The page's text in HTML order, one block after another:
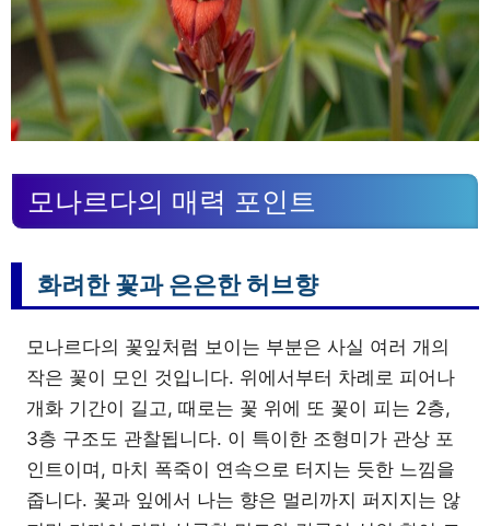
모나르다의 매력 포인트
화려한 꽃과 은은한 허브향
모나르다의 꽃잎처럼 보이는 부분은 사실 여러 개의
작은 꽃이 모인 것입니다. 위에서부터 차례로 피어나
개화 기간이 길고, 때로는 꽃 위에 또 꽃이 피는 2층,
3층 구조도 관찰됩니다. 이 특이한 조형미가 관상 포
인트이며, 마치 폭죽이 연속으로 터지는 듯한 느낌을
줍니다. 꽃과 잎에서 나는 향은 멀리까지 퍼지지는 않